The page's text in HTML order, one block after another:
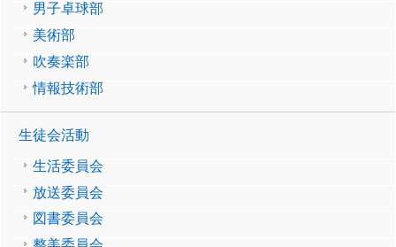
男子卓球部
美術部
吹奏楽部
情報技術部
生徒会活動
生活委員会
放送委員会
図書委員会